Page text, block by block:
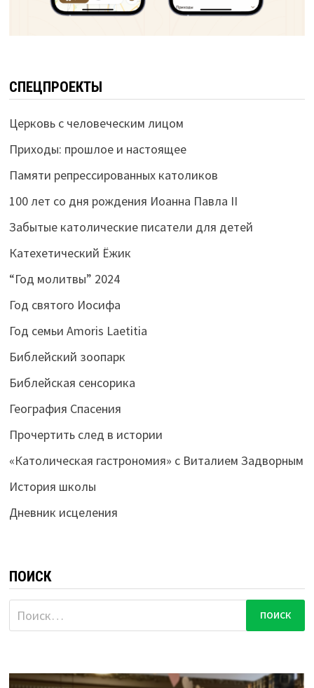
СПЕЦПРОЕКТЫ
Церковь с человеческим лицом
Приходы: прошлое и настоящее
Памяти репрессированных католиков
100 лет со дня рождения Иоанна Павла II
Забытые католические писатели для детей
Катехетический Ёжик
“Год молитвы” 2024
Год святого Иосифа
Год семьи Amoris Laetitia
Библейский зоопарк
Библейская сенсорика
География Спасения
Прочертить след в истории
«Католическая гастрономия» с Виталием Задворным
История школы
Дневник исцеления
ПОИСК
Найти: